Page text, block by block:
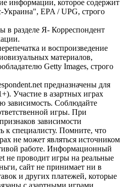
информации, которое содержит
EPA / UPG, строго
в разделе Я- Корреспондент
и воспроизведение
материалов,
Getty Images, строго
предназначены для
Участие в азартных играх
зависимость. Соблюдайте
игры. При
зависимости
к специалисту. Помните, что
не может являться источником
работе. Информационный
не проводит игры на реальные
сайт не принимает ни в
и других платежей, которые
с азартными играми,